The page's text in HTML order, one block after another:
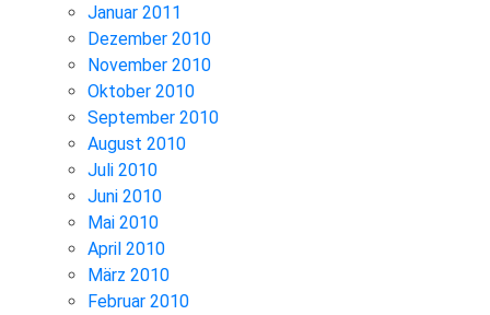
Januar 2011
Dezember 2010
November 2010
Oktober 2010
September 2010
August 2010
Juli 2010
Juni 2010
Mai 2010
April 2010
März 2010
Februar 2010